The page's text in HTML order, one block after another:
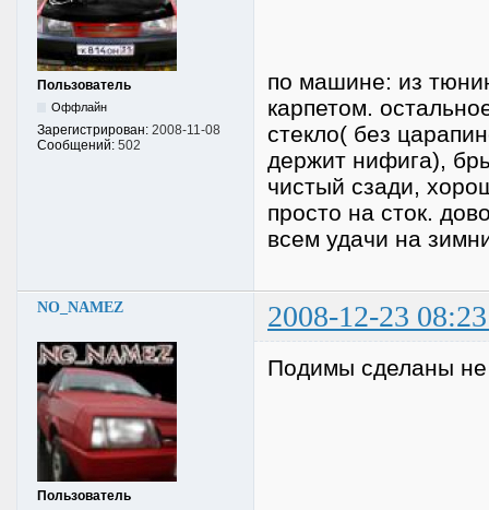
Пользователь
Оффлайн
Зарегистрирован: 2008-11-08
Сообщений: 502
по машине: из
карпетом.
стекло( без
держит нифига),
чистый сзади,
просто на сток.
всем удачи на
NO_NAMEZ 2008-12-23
Пользователь
Подимы сделаны не